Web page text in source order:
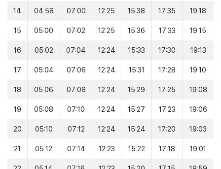
14 04:58 07:00 12:25 15:38 17:35 19:18
15 05:00 07:02 12:25 15:36 17:33 19:15
16 05:02 07:04 12:24 15:33 17:30 19:13
17 05:04 07:06 12:24 15:31 17:28 19:10
18 05:06 07:08 12:24 15:29 17:25 19:08
19 05:08 07:10 12:24 15:27 17:23 19:06
20 05:10 07:12 12:24 15:24 17:20 19:03
21 05:12 07:14 12:23 15:22 17:18 19:01